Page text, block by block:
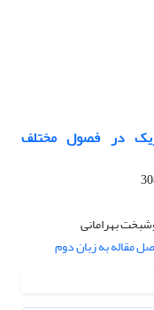
در فصول مختلف
بهرامانی
مقاله به زبان دوم